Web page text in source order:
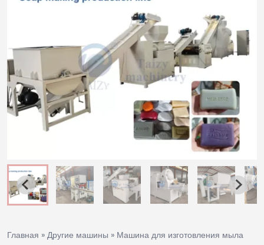
Главная » Другие машины » Машина для изготовления мыла